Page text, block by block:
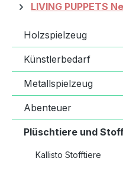
LIVING PUPPETS
Holzspielzeug
Künstlerbedarf
Metallspielzeug
Abenteuer
Plüschtiere und
Kallisto Stofftiere